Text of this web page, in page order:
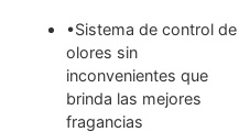
•Sistema de control de
olores sin
inconvenientes que
brinda las mejores
fragancias